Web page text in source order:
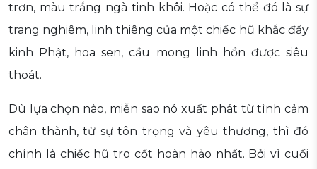
trơn, màu trắng ngà tinh khôi. Hoặc có thể đó là sự
trang nghiêm, linh thiêng của một chiếc hũ khắc đầy
kinh Phật, hoa sen, cầu mong linh hồn được siêu
thoát.
Dù lựa chọn nào, miễn sao nó xuất phát từ tình cảm
chân thành, từ sự tôn trọng và yêu thương, thì đó
chính là chiếc hũ tro cốt hoàn hảo nhất. Bởi vì cuối